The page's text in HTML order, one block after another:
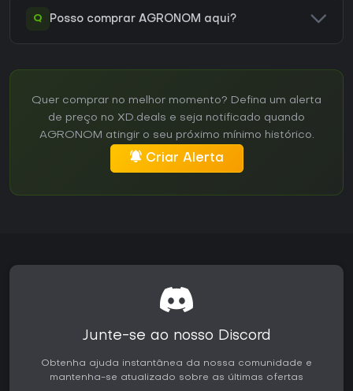
Q Posso comprar AGRONOM aqui?
Quer comprar no melhor momento? Defina um alerta
de preço no XD.deals e seja notificado quando
AGRONOM atingir o seu próximo mínimo histórico.
Criar Alerta
Junte-se ao nosso Discord
Obtenha ajuda instantânea da nossa comunidade e
mantenha-se atualizado sobre as últimas ofertas